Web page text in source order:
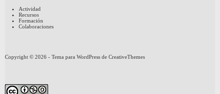
Actividad
Recursos
Formación
Colaboraciones
Copyright © 2026 - Tema para WordPress de CreativeThemes